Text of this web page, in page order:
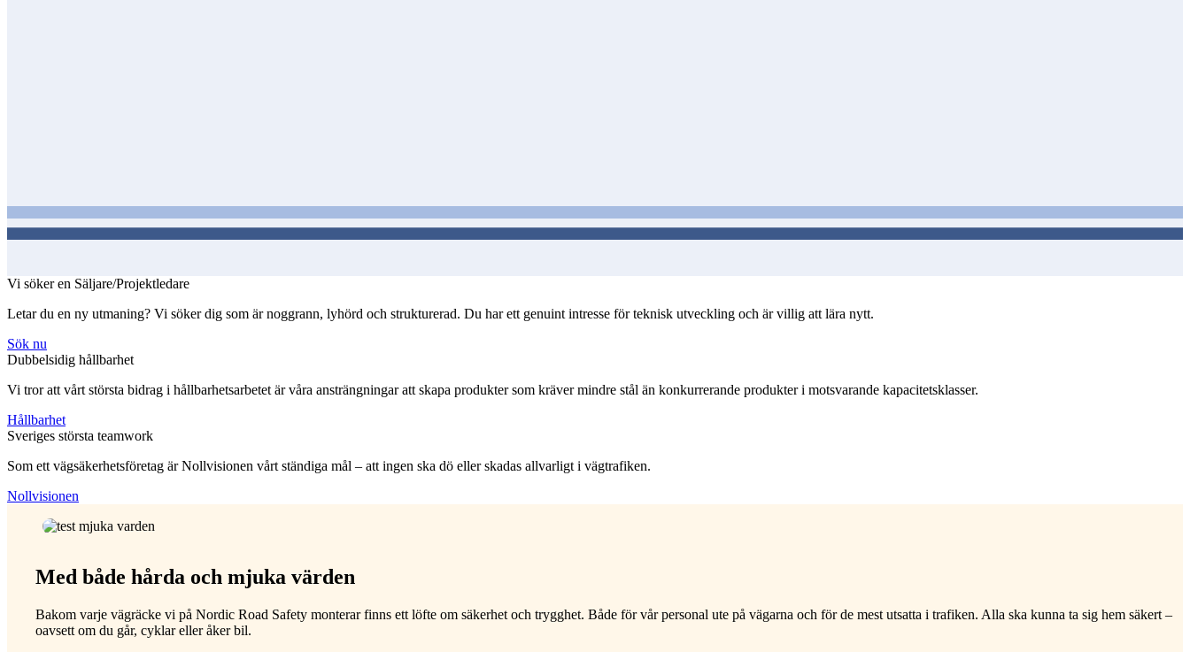
Vi söker en Säljare/Projektledare
Letar du en ny utmaning? Vi söker dig som är noggrann, lyhörd och strukturerad. Du har ett genuint intresse för teknisk utveckling och är villig att lära nytt.
Sök nu
Dubbelsidig hållbarhet
Vi tror att vårt största bidrag i hållbarhetsarbetet är våra ansträngningar att skapa produkter som kräver mindre stål än konkurrerande produkter i motsvarande kapacitetsklasser.
Hållbarhet
Sveriges största teamwork
Som ett vägsäkerhetsföretag är Nollvisionen vårt ständiga mål – att ingen ska dö eller skadas allvarligt i vägtrafiken.
Nollvisionen
Med både hårda och mjuka värden
Bakom varje vägräcke vi på Nordic Road Safety monterar finns ett löfte om säkerhet och trygghet. Både för vår personal ute på vägarna och för de mest utsatta i trafiken. Alla ska kunna ta sig hem säkert –
oavsett om du går, cyklar eller åker bil.